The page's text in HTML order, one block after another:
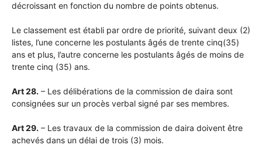
décroissant en fonction du nombre de points obtenus.
Le classement est établi par ordre de priorité, suivant deux (2)
listes, l’une concerne les postulants âgés de trente cinq(35)
ans et plus, l’autre concerne les postulants âgés de moins de
trente cinq (35) ans.
Art 28. – Les délibérations de la commission de daira sont
consignées sur un procès verbal signé par ses membres.
Art 29. – Les travaux de la commission de daira doivent être
achevés dans un délai de trois (3) mois.